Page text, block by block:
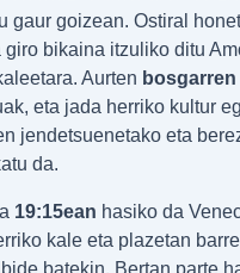
gaur goizean. Ostiral
giro bikaina itzuliko ditu
Aurten bosgarren
eta jada herriko kultur
jendetsuenetako eta
da.
19:15ean hasiko da
kale eta plazetan
batekin. Bertan parte